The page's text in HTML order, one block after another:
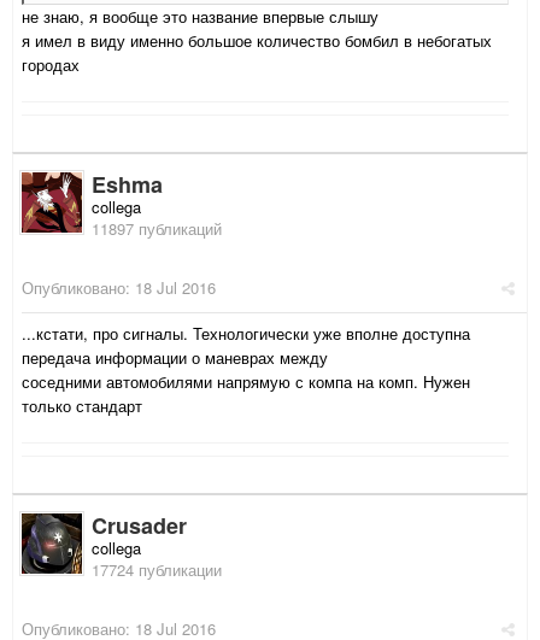
не знаю, я вообще это название впервые слышу
я имел в виду именно большое количество бомбил в небогатых
городах
Eshma
collega
11897 публикаций
Опубликовано: 18 Jul 2016
...кстати, про сигналы. Технологически уже вполне доступна
передача информации о маневрах между
соседними автомобилями напрямую с компа на комп. Нужен
только стандарт
Crusader
collega
17724 публикации
Опубликовано: 18 Jul 2016